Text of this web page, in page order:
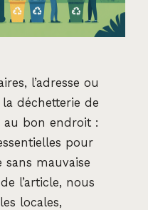
l’adresse ou
déchetterie de
au bon endroit :
pour
sans mauvaise
l’article, nous
locales,